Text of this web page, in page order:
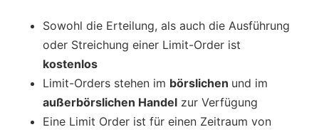
Sowohl die Erteilung, als auch die Ausführung
oder Streichung einer Limit-Order ist
kostenlos
Limit-Orders stehen im börslichen und im
außerbörslichen Handel zur Verfügung
Eine Limit Order ist für einen Zeitraum von